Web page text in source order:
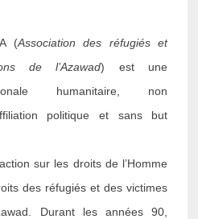
(Association des réfugiés et
de l’Azawad) est une
humanitaire, non
politique et sans but
sur les droits de l’Homme
des réfugiés et des victimes
Durant les années 90,